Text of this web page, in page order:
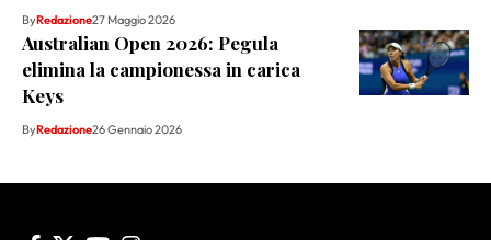
ByRedazione27 Maggio 2026
Australian Open 2026: Pegula
elimina la campionessa in carica
Keys
ByRedazione26 Gennaio 2026